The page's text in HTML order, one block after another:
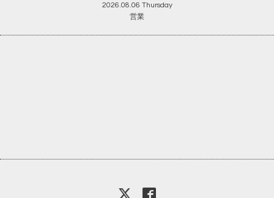
2026.08.06 Thursday
営業